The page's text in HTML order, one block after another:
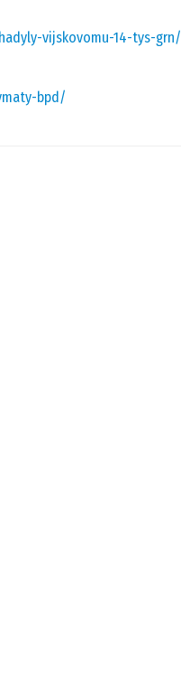
vijskovomu-14-tys-grn/
bpd/